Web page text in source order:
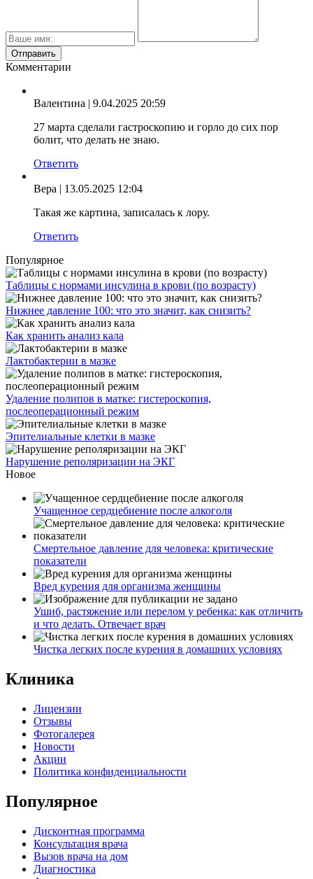
Комментарии
Валентина | 9.04.2025 20:59
27 марта сделали гастроскопию и горло до сих пор
болит, что делать не знаю.
Ответить
Вера | 13.05.2025 12:04
Такая же картина, записалась к лору.
Ответить
Популярное
Таблицы с нормами инсулина в крови (по возрасту)
Нижнее давление 100: что это значит, как снизить?
Как хранить анализ кала
Лактобактерии в мазке
Удаление полипов в матке: гистероскопия,
послеоперационный режим
Эпителиальные клетки в мазке
Нарушение реполяризации на ЭКГ
Новое
Учащенное сердцебиение после алкоголя
Смертельное давление для человека: критические
показатели
Вред курения для организма женщины
Ушиб, растяжение или перелом у ребенка: как отличить
и что делать. Отвечает врач
Чистка легких после курения в домашних условиях
Клиника
Лицензии
Отзывы
Фотогалерея
Новости
Акции
Политика конфиденциальности
Популярное
Дисконтная программа
Консультация врача
Вызов врача на дом
Диагностика